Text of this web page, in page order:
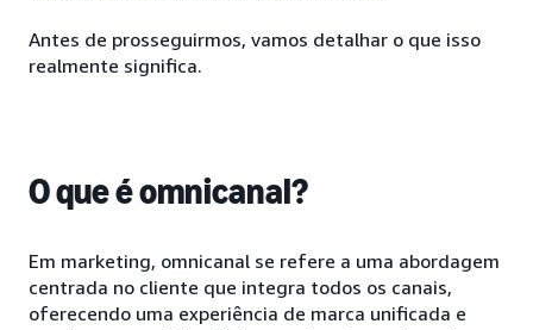
Antes de prosseguirmos, vamos detalhar o que isso
realmente significa.
O que é omnicanal?
Em marketing, omnicanal se refere a uma abordagem
centrada no cliente que integra todos os canais,
oferecendo uma experiência de marca unificada e